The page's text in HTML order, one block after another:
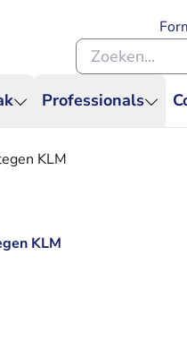
Professionals
Zoeken binnen
KLM
KLM